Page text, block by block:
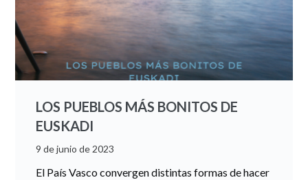
LOS PUEBLOS MÁS BONITOS DE
EUSKADI
9 de junio de 2023
El País Vasco convergen distintas formas de hacer